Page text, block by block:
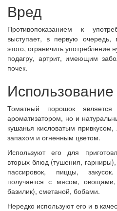
Вред
Противопоказанием к
выступает, в первую
этого, ограничить
подагру, артрит, имеющим
почек.
Томатный порошок
ароматизатором, но и
кушанья кисловатым
запахом и огненным цветом.
Используют его для
вторых блюд (тушения,
пассировок, пиццы,
получается с мясом,
базилик), сметаной, бобами.
Нередко используют его и в